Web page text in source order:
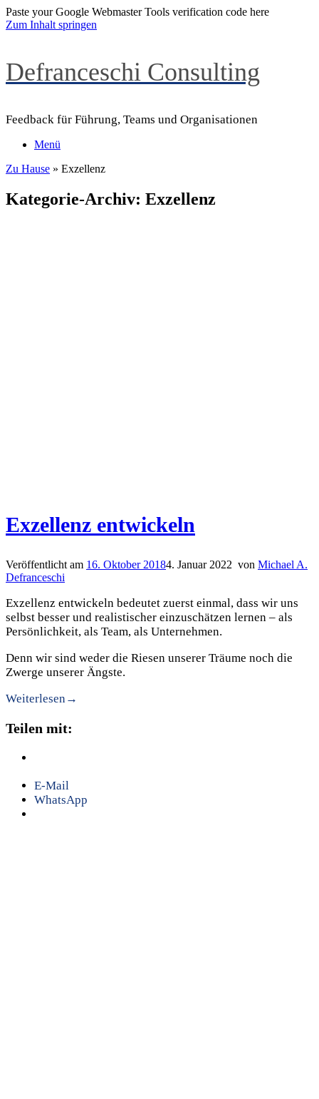
Paste your Google Webmaster Tools verification code here
Zum Inhalt springen
Defranceschi Consulting
Feedback für Führung, Teams und Organisationen
Menü
Zu Hause » Exzellenz
Kategorie-Archiv: Exzellenz
Exzellenz entwickeln
Veröffentlicht am 16. Oktober 20184. Januar 2022 von Michael A.
Defranceschi
Exzellenz entwickeln bedeutet zuerst einmal, dass wir uns
selbst besser und realistischer einzuschätzen lernen – als
Persönlichkeit, als Team, als Unternehmen.
Denn wir sind weder die Riesen unserer Träume noch die
Zwerge unserer Ängste.
Weiterlesen→
Teilen mit:
E-Mail
WhatsApp